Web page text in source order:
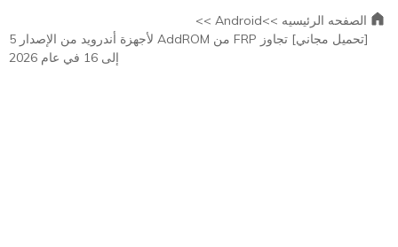
الصفحه الرئيسيه >>Android >>
[تحميل مجاني] تجاوز FRP من AddROM لأجهزة أندرويد من الإصدار 5
إلى 16 في عام 2026